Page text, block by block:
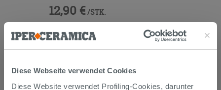
Diese Webseite verwendet Cookies
Diese Website verwendet Profiling-Cookies, darunter
12,90 € /STK.
IN DEN WARENKORB LEGEN